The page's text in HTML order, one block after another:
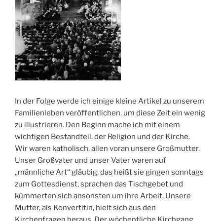
In der Folge werde ich einige kleine Artikel zu unserem
Familienleben veröffentlichen, um diese Zeit ein wenig
zu illustrieren. Den Beginn mache ich mit einem
wichtigen Bestandteil, der Religion und der Kirche.
Wir waren katholisch, allen voran unsere Großmutter.
Unser Großvater und unser Vater waren auf
„männliche Art“ gläubig, das heißt sie gingen sonntags
zum Gottesdienst, sprachen das Tischgebet und
kümmerten sich ansonsten um ihre Arbeit. Unsere
Mutter, als Konvertitin, hielt sich aus den